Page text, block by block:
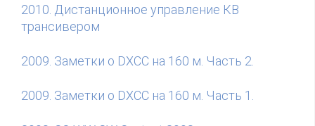
2010. Дистанционное управление КВ
трансивером
2009. Заметки о DXCC на 160 м. Часть 2.
2009. Заметки о DXCC на 160 м. Часть 1.